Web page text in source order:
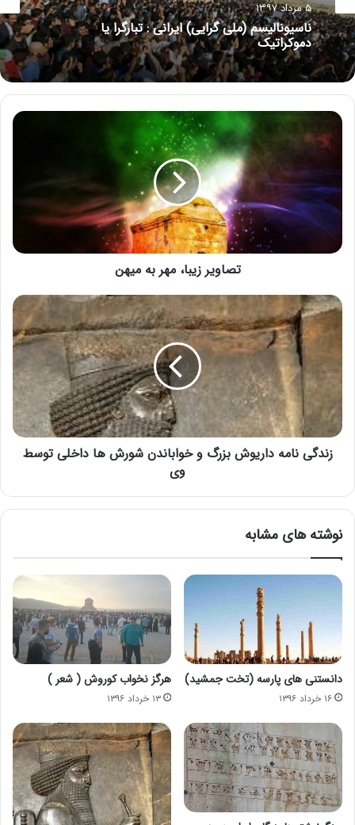
۵ مرداد ۱۳۹۷
ناسیونالیسم (ملی گرایی) ایرانی : تبارگرا یا
دموکراتیک
تصاویر زیبا، مهر به میهن
زندگی نامه داریوش بزرگ و خواباندن شورش ها داخلی توسط
وی
نوشته های مشابه
دانستنی های پارسه (تخت جمشید)
۱۶ خرداد ۱۳۹۶
هرگز نخواب کوروش ( شعر )
۱۳ خرداد ۱۳۹۶